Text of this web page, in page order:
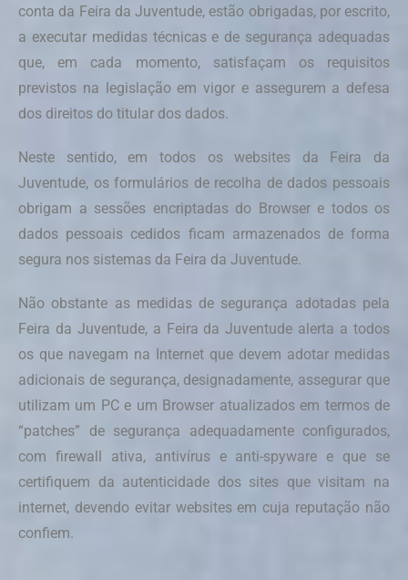
conta da Feira da Juventude, estão obrigadas, por escrito,
a executar medidas técnicas e de segurança adequadas
que, em cada momento, satisfaçam os requisitos
previstos na legislação em vigor e assegurem a defesa
dos direitos do titular dos dados.
Neste sentido, em todos os websites da Feira da
Juventude, os formulários de recolha de dados pessoais
obrigam a sessões encriptadas do Browser e todos os
dados pessoais cedidos ficam armazenados de forma
segura nos sistemas da Feira da Juventude.
Não obstante as medidas de segurança adotadas pela
Feira da Juventude, a Feira da Juventude alerta a todos
os que navegam na Internet que devem adotar medidas
adicionais de segurança, designadamente, assegurar que
utilizam um PC e um Browser atualizados em termos de
“patches” de segurança adequadamente configurados,
com firewall ativa, antivírus e anti-spyware e que se
certifiquem da autenticidade dos sites que visitam na
internet, devendo evitar websites em cuja reputação não
confiem.